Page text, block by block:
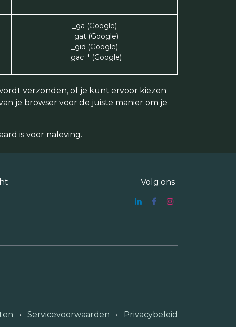
_ga (Google)
_gat (Google)
_gid (Google)
_gac_* (Google)
verzonden, of je kunt ervoor kiezen
je browser voor de juiste manier om je
is voor naleving.
Volg ons
• Servicevoorwaarden • Privacybeleid